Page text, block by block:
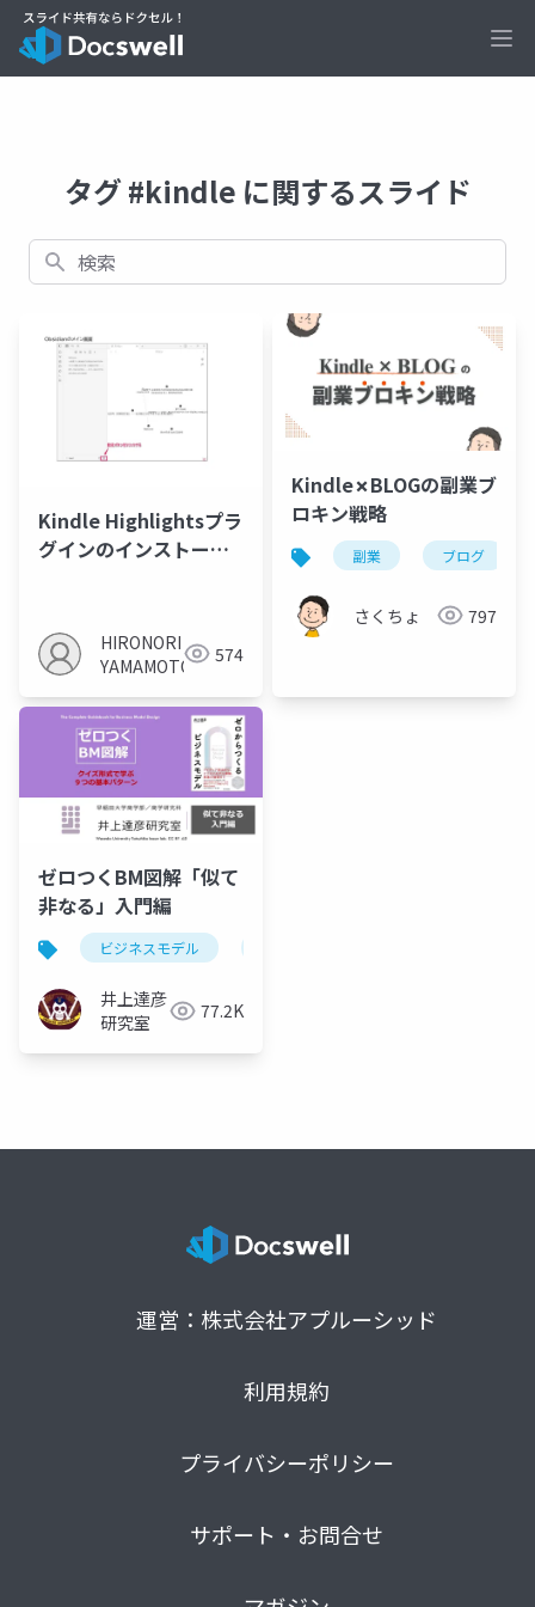
タグ #kindle に関するスライド
検索
Kindle Highlightsプラ
グインのインストール
HIRONORI
YAMAMOTO
574
Kindle✗BLOGの副業ブ
ロキン戦略
副業 ブログ
さくちょ 797
ゼロつくBM図解「似て
非なる」入門編
ビジネスモデル
井上達彦
研究室
77.2K
運営：株式会社アプルーシッド
利用規約
プライバシーポリシー
サポート・お問合せ